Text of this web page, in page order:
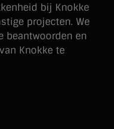
bij Knokke
projecten. We
beantwoorden en
Knokke te